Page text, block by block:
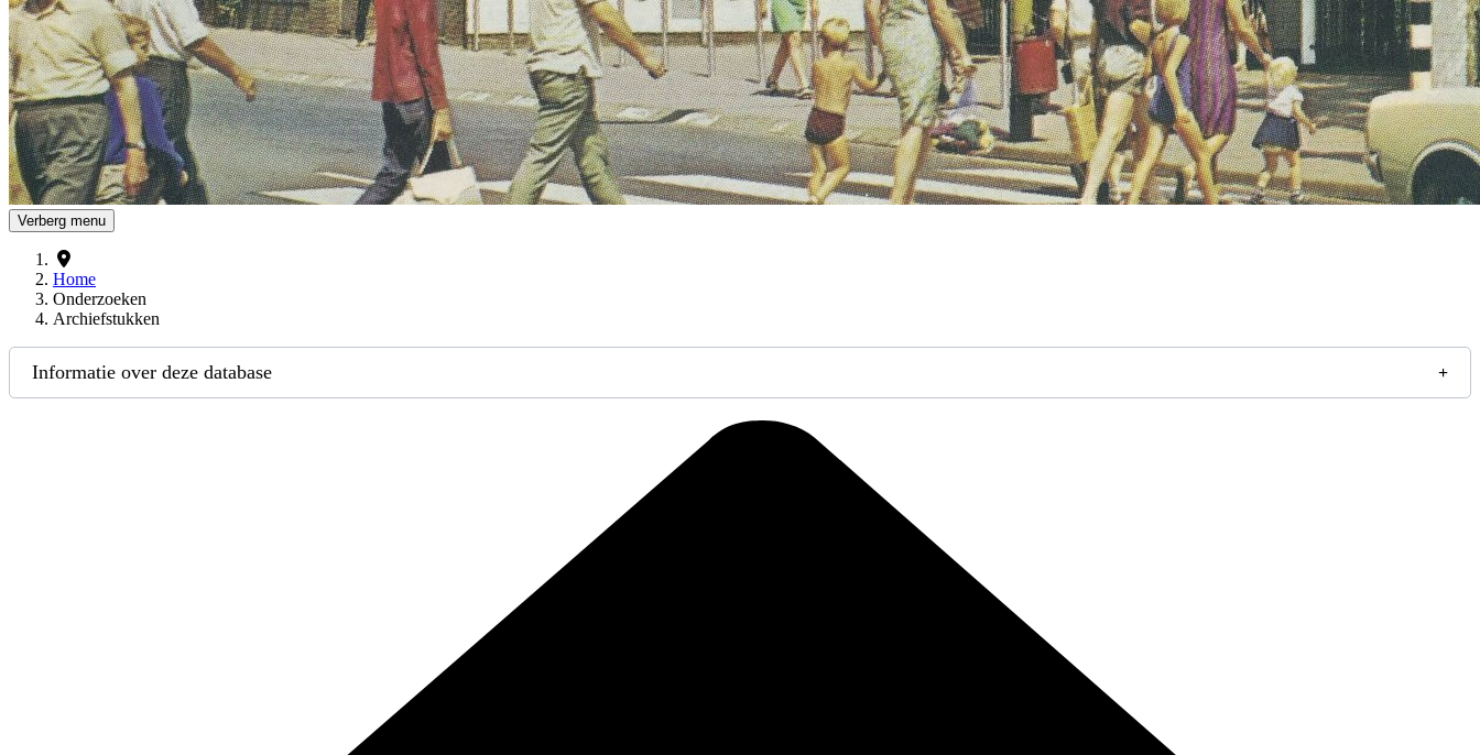
Verberg menu
Home
Onderzoeken
Archiefstukken
Informatie over deze database